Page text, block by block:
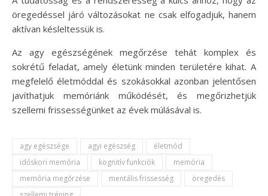
öregedéssel járó változásokat ne csak elfogadjuk, hanem
aktívan késleltessük is.
Az agy egészségének megőrzése tehát komplex és
sokrétű feladat, amely életünk minden területére kihat. A
megfelelő életmóddal és szokásokkal azonban jelentősen
javíthatjuk memóriánk működését, és megőrizhetjük
szellemi frissességünket az évek múlásával is.
agy egészsége agyi egészség
életmód
időskori memória
kognitív funkciók
memória
memória megőrzése
mentális frissesség
öregedés